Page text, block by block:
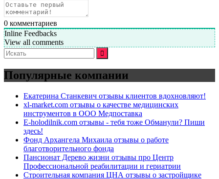
0 комментариев
Inline Feedbacks
View all comments
Искать:
Популярные компании
Екатерина Станкевич отзывы клиентов вдохновляют!
xl-market.com отзывы о качестве медицинских
инструментов в ООО Медпоставка
E-holodilnik.com отзывы - тебя тоже Обманули? Пиши
здесь!
Фонд Архангела Михаила отзывы о работе
благотворительного фонда
Пансионат Дерево жизни отзывы про Центр
Профессиональной реабилитации и гериатрии
Строительная компания ЦНА отзывы о застройщике